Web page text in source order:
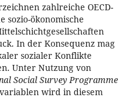
zahlreiche OECD-
sozio-ökonomische
In der Konsequenz mag
sozialer Konflikte
Unter Nutzung von
Social Survey Programme
wird in diesem